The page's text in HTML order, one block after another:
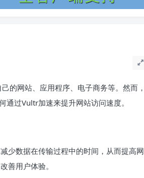
的网站、应用程序、电子商务等。然而，
过Vultr加速来提升网站访问速度。
少数据在传输过程中的时间，从而提高网
善用户体验。